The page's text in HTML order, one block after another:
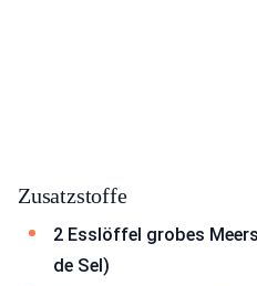
Zusatzstoffe
2 Esslöffel grobes
de Sel)